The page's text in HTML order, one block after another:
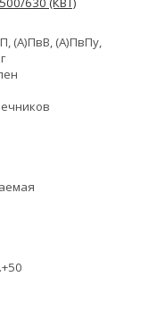
(А)ПвВ, (А)ПвПу,